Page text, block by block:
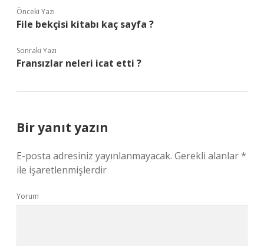
Önceki Yazı
File bekçisi kitabı kaç sayfa ?
Sonraki Yazı
Fransızlar neleri icat etti ?
Bir yanıt yazın
E-posta adresiniz yayınlanmayacak. Gerekli alanlar*
ile işaretlenmişlerdir
Yorum